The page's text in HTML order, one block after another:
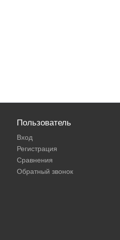
Пользователь
Вход
Регистрация
Сравнения
Обратный звонок